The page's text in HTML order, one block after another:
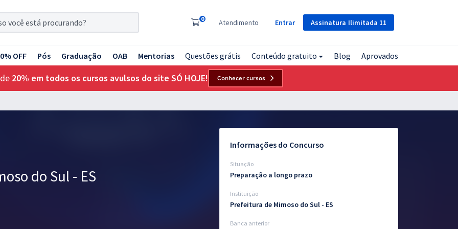
Assinatura Ilimitada 11
0 Atendimento Entrar
OFF Pós Graduação OAB Mentorias Questões grátis Conteúdo gratuito Blog Aprovados
20% em todos os cursos avulsos do site SÓ HOJE! Conhecer cursos
do Sul - ES
Informações do Concurso
Situação
Preparação a longo prazo
Instituição
Prefeitura de Mimoso do Sul - ES
Banca anterior